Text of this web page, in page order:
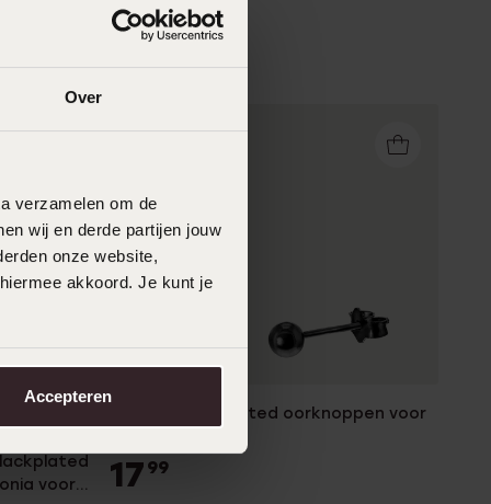
Over
verzamelen om de
wij en derde partijen jouw
onze website,
akkoord. Je kunt je
Accepteren
voor
Zilveren blackplated oorknoppen voor
17 99